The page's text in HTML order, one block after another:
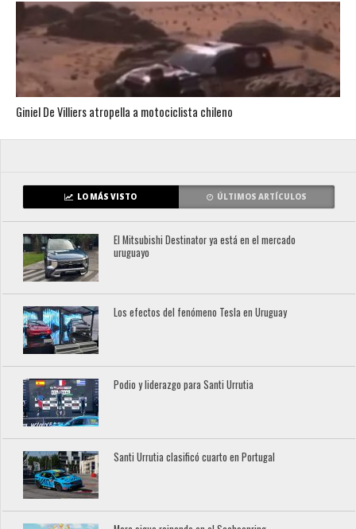
Giniel De Villiers atropella a motociclista chileno
LO MÁS VISTO ÚLTIMOS ARTÍCULOS
El Mitsubishi Destinator ya está en el mercado
uruguayo
Los efectos del fenómeno Tesla en Uruguay
Podio y liderazgo para Santi Urrutia
Santi Urrutia clasificó cuarto en Portugal